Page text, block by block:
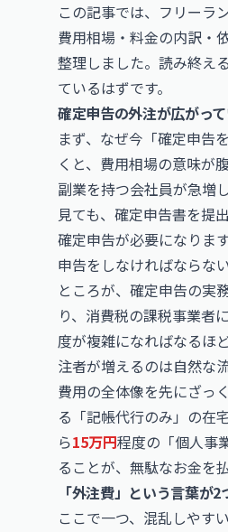
この記事では、フリーラ
費用相場・料金の内訳・
整理しました。読み終え
ているはずです。
確定申告の外注が広がっ
まず、なぜ今「確定申告
くと、費用相場の意味が
副業を持つ会社員が急増
見ても、確定申告書を提
確定申告が必要になりま
申告をしなければならな
ところが、確定申告の実
り、消費税の課税事業者
度が複雑になればなるほ
注者が増えるのは自然な流
費用の全体像を先にざっ
る「記帳代行のみ」の在
ら15万円程度の「個人事
ることが、無駄なお金を
「外注費」という言葉が
ここで一つ、混乱しやす